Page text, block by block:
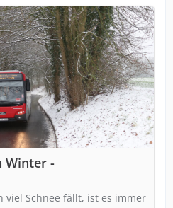
Winter -
viel Schnee fällt, ist es immer